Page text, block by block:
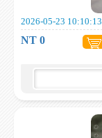
2026-05-23 10:10:13
NT 0